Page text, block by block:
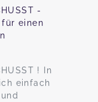
-
einen
! In
einfach